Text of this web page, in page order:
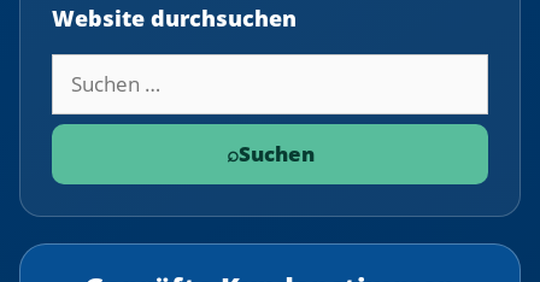
Website durchsuchen
Suchbegriff
⌕Suchen